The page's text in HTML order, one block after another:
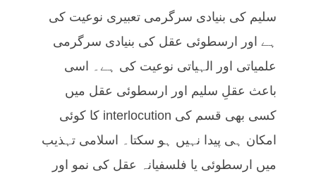
سلیم کی بنیادی سرگرمی تعبیری نوعیت کی
ہے اور ارسطوئی عقل کی بنیادی سرگرمی
علمیاتی اور الہیاتی نوعیت کی ہے۔ اسی
باعث عقلِ سلیم اور ارسطوئی عقل میں
کسی بھی قسم کی interlocution کا کوئی
امکان ہی پیدا نہیں ہو سکتا۔ اسلامی تہذیب
میں ارسطوئی یا فلسفیانہ عقل کی نمو اور